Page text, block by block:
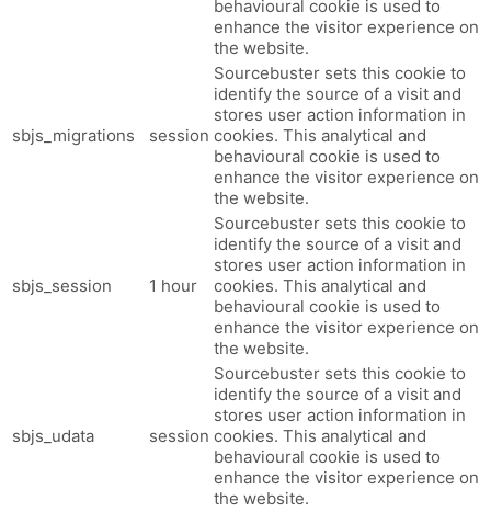
behavioural cookie is used to
enhance the visitor experience on
the website.
sbjs_migrations session
Sourcebuster sets this cookie to
identify the source of a visit and
stores user action information in
cookies. This analytical and
behavioural cookie is used to
enhance the visitor experience on
the website.
sbjs_session 1 hour
Sourcebuster sets this cookie to
identify the source of a visit and
stores user action information in
cookies. This analytical and
behavioural cookie is used to
enhance the visitor experience on
the website.
sbjs_udata session
Sourcebuster sets this cookie to
identify the source of a visit and
stores user action information in
cookies. This analytical and
behavioural cookie is used to
enhance the visitor experience on
the website.